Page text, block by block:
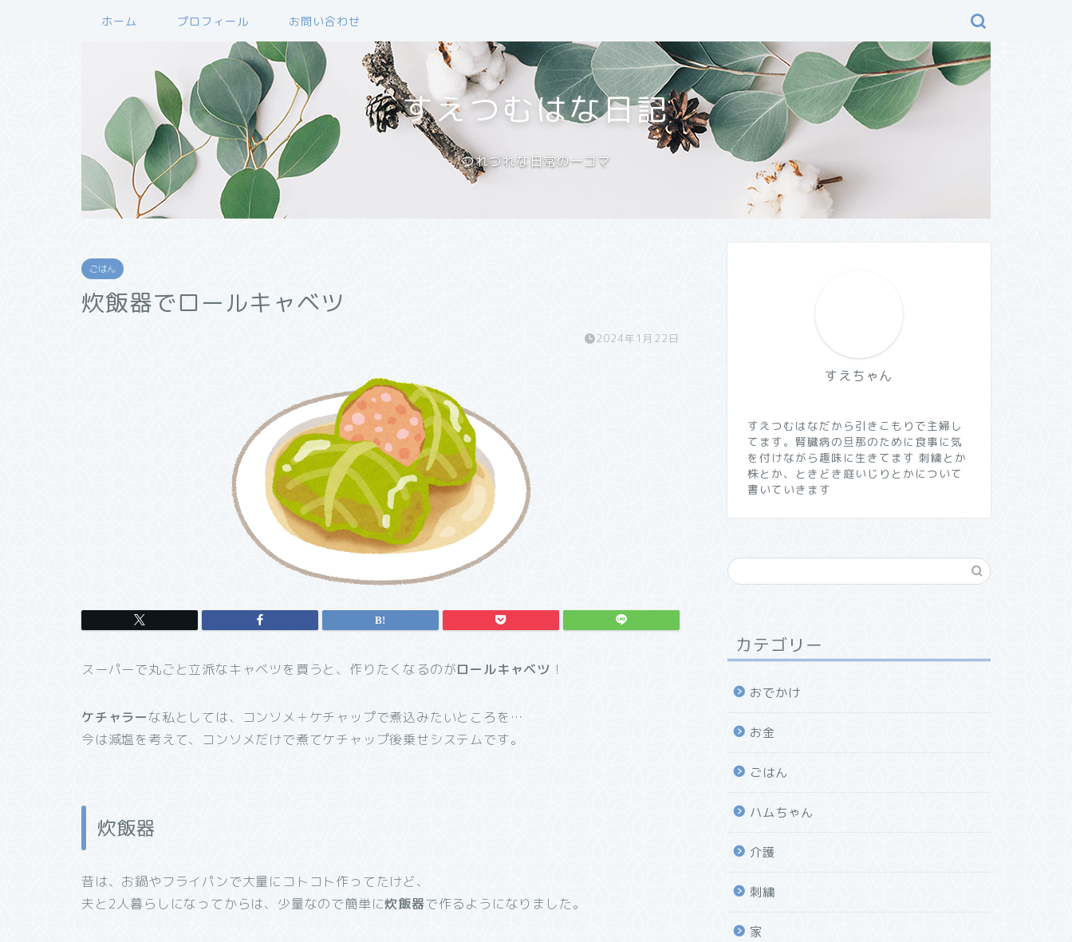
ホーム プロフィール お問い合わせ
すえつむはな日記
つれづれな日常の一コマ
ごはん
炊飯器でロールキャベツ
2024年1月22日
スーパーで丸ごと立派なキャベツを買うと、作りたくなるのがロールキャベツ ！
ケチャラーな私としては、コンソメ＋ケチャップで煮込みたいところを…
今は減塩を考えて、コンソメだけで煮てケチャップ後乗せシステムです。
炊飯器
昔は、お鍋やフライパンで大量にコトコト作ってたけど、
夫と2人暮らしになってからは、少量なので簡単に炊飯器で作るようになりました。
すえちゃん
すえつむはなだから引きこもりで主婦し
てます。腎臓病の旦那のために食事に気
を付けながら趣味に生きてます 刺繍とか
株とか、ときどき庭いじりとかについて
書いていきます
カテゴリー
おでかけ
お金
ごはん
ハムちゃん
介護
刺繍
家